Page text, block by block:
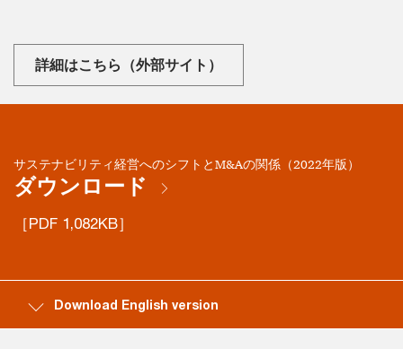
詳細はこちら（外部サイト）
サステナビリティ経営へのシフトとM&Aの関係（2022年版）
ダウンロード
［PDF 1,082KB］
Download English version